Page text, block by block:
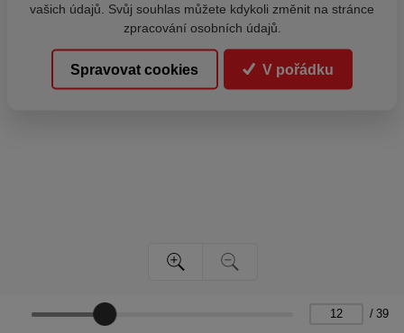
/ 39
vašich údajů. Svůj souhlas můžete kdykoli změnit na stránce
zpracování osobních údajů.
Spravovat cookies V pořádku